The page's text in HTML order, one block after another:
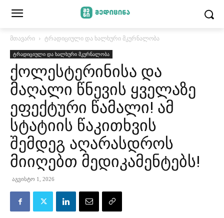
მთავარი ტრადიციული და ხალხური მკურნალობა
ტრადიციული და ხალხური მკურნალობა
ქოლესტერინისა და
მაღალი წნევის ყველაზე
ეფექტური წამალი! ამ
სტატიის წაკითხვის
შემდეგ აღარასდროს
მიიღებთ მედიკამენტებს!
აგვისტო 1, 2026